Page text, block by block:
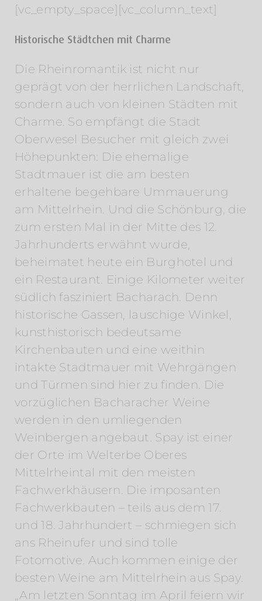
[vc_empty_space][vc_column_text]
Historische Städtchen mit Charme
Die Rheinromantik ist nicht nur
geprägt von der herrlichen Landschaft,
sondern auch von kleinen Städten mit
Charme. So empfängt die Stadt
Oberwesel Besucher mit gleich zwei
Höhepunkten: Die ehemalige
Stadtmauer ist die am besten
erhaltene begehbare Ummauerung
am Mittelrhein. Und die Schönburg, die
zum ersten Mal in der Mitte des 12.
Jahrhunderts erwähnt wurde,
beheimatet heute ein Burghotel und
ein Restaurant. Einige Kilometer weiter
südlich fasziniert Bacharach. Denn
historische Gassen, lauschige Winkel,
kunsthistorisch bedeutsame
Kirchenbauten und eine weithin
intakte Stadtmauer mit Wehrgängen
und Türmen sind hier zu finden. Die
vorzüglichen Bacharacher Weine
werden in den umliegenden
Weinbergen angebaut. Spay ist einer
der Orte im Welterbe Oberes
Mittelrheintal mit den meisten
Fachwerkhäusern. Die imposanten
Fachwerkbauten – teils aus dem 17.
und 18. Jahrhundert – schmiegen sich
ans Rheinufer und sind tolle
Fotomotive. Auch kommen einige der
besten Weine am Mittelrhein aus Spay.
„Am letzten Sonntag im April feiern wir